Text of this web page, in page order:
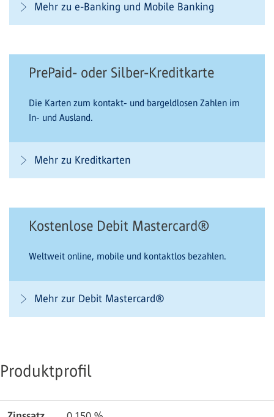
Mehr zu e-Banking und Mobile Banking
PrePaid- oder Silber-Kreditkarte
Die Karten zum kontakt- und bargeldlosen Zahlen im
In- und Ausland.
Mehr zu Kreditkarten
Kostenlose Debit Mastercard®
Weltweit online, mobile und kontaktlos bezahlen.
Mehr zur Debit Mastercard®
Produktprofil